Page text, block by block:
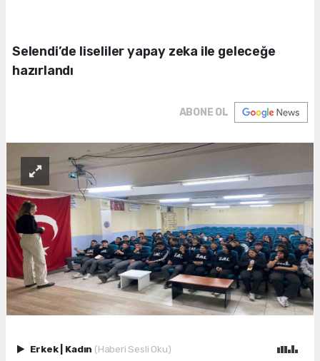
Selendi’de liseliler yapay zeka ile geleceğe
hazırlandı
ABONE OL
Erkek Kadın (Haberi Sesli Oku)